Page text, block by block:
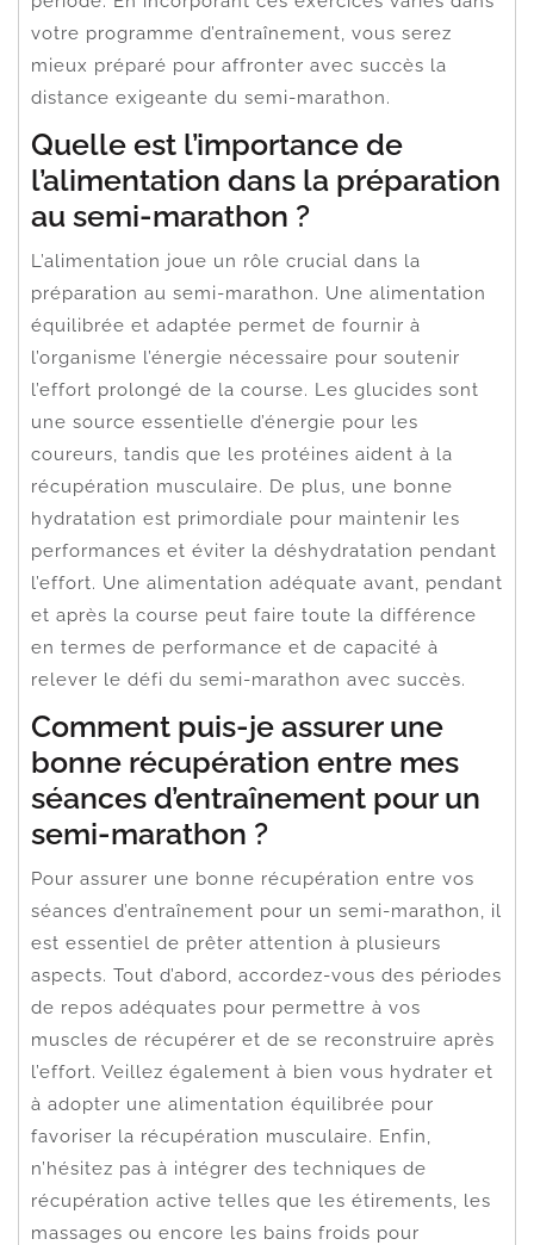
votre programme d’entraînement, vous serez
mieux préparé pour affronter avec succès la
distance exigeante du semi-marathon.
Quelle est l’importance de
l’alimentation dans la préparation
au semi-marathon ?
L’alimentation joue un rôle crucial dans la
préparation au semi-marathon. Une alimentation
équilibrée et adaptée permet de fournir à
l’organisme l’énergie nécessaire pour soutenir
l’effort prolongé de la course. Les glucides sont
une source essentielle d’énergie pour les
coureurs, tandis que les protéines aident à la
récupération musculaire. De plus, une bonne
hydratation est primordiale pour maintenir les
performances et éviter la déshydratation pendant
l’effort. Une alimentation adéquate avant, pendant
et après la course peut faire toute la différence
en termes de performance et de capacité à
relever le défi du semi-marathon avec succès.
Comment puis-je assurer une
bonne récupération entre mes
séances d’entraînement pour un
semi-marathon ?
Pour assurer une bonne récupération entre vos
séances d’entraînement pour un semi-marathon, il
est essentiel de prêter attention à plusieurs
aspects. Tout d’abord, accordez-vous des périodes
de repos adéquates pour permettre à vos
muscles de récupérer et de se reconstruire après
l’effort. Veillez également à bien vous hydrater et
à adopter une alimentation équilibrée pour
favoriser la récupération musculaire. Enfin,
n’hésitez pas à intégrer des techniques de
récupération active telles que les étirements, les
massages ou encore les bains froids pour